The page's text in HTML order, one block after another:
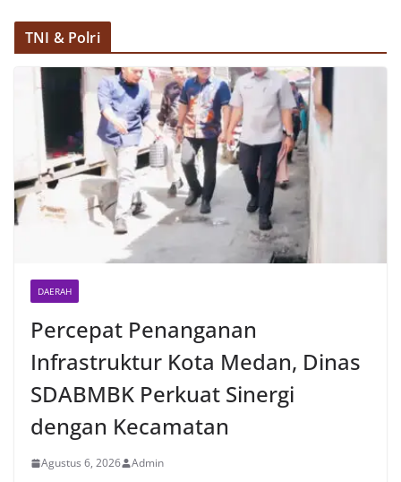
TNI & Polri
DAERAH
Percepat Penanganan
Infrastruktur Kota Medan, Dinas
SDABMBK Perkuat Sinergi
dengan Kecamatan
Agustus 6, 2026 Admin